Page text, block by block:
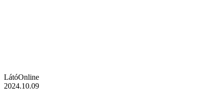
LátóOnline
2024.10.09